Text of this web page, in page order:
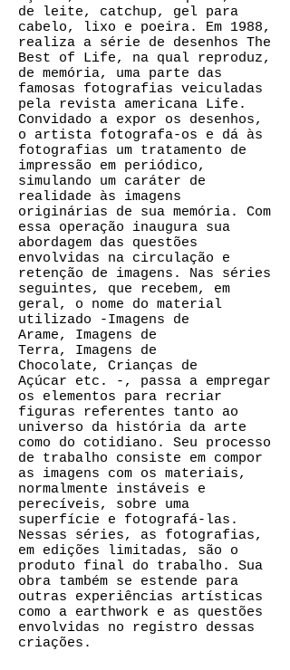
de leite, catchup, gel para
cabelo, lixo e poeira. Em 1988,
realiza a série de desenhos The
Best of Life, na qual reproduz,
de memória, uma parte das
famosas fotografias veiculadas
pela revista americana Life.
Convidado a expor os desenhos,
o artista fotografa-os e dá às
fotografias um tratamento de
impressão em periódico,
simulando um caráter de
realidade às imagens
originárias de sua memória. Com
essa operação inaugura sua
abordagem das questões
envolvidas na circulação e
retenção de imagens. Nas séries
seguintes, que recebem, em
geral, o nome do material
utilizado -Imagens de
Arame, Imagens de
Terra, Imagens de
Chocolate, Crianças de
Açúcar etc. -, passa a empregar
os elementos para recriar
figuras referentes tanto ao
universo da história da arte
como do cotidiano. Seu processo
de trabalho consiste em compor
as imagens com os materiais,
normalmente instáveis e
perecíveis, sobre uma
superfície e fotografá-las.
Nessas séries, as fotografias,
em edições limitadas, são o
produto final do trabalho. Sua
obra também se estende para
outras experiências artísticas
como a earthwork e as questões
envolvidas no registro dessas
criações.